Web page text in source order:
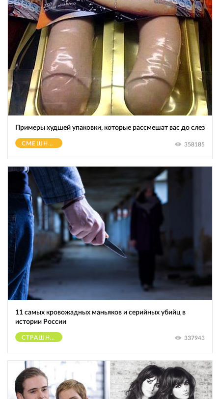
Примеры худшей упаковки, которые рассмешат вас до слез
СМЕШНОЕ 358185
11 самых кровожадных маньяков и серийных убийц в
истории России
СТРАШНОЕ 337943